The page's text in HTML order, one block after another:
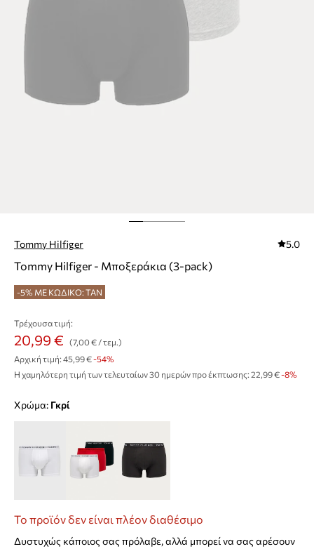
Tommy Hilfiger 5.0
Tommy Hilfiger - Μποξεράκια (3-pack)
-5% ΜΕ ΚΩΔΙΚΟ: TAN
Τρέχουσα τιμή:
20,99 €
(7,00 € / τεμ.)
Αρχική τιμή: 45,99 €-54%
Η χαμηλότερη τιμή των τελευταίων 30 ημερών προ έκπτωσης: 22,99 € -8%
Χρώμα: γκρί
Το προϊόν δεν είναι πλέον διαθέσιμο
Δυστυχώς κάποιος σας πρόλαβε, αλλά μπορεί να σας αρέσουν